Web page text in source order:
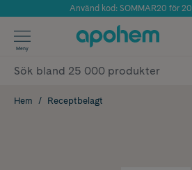
Årets Butik 2025 inom
Använd kod: SOMMAR20 för
✓ Fri frakt
✓ Poäng på alla köp*
Meny
Hem Receptbelagt